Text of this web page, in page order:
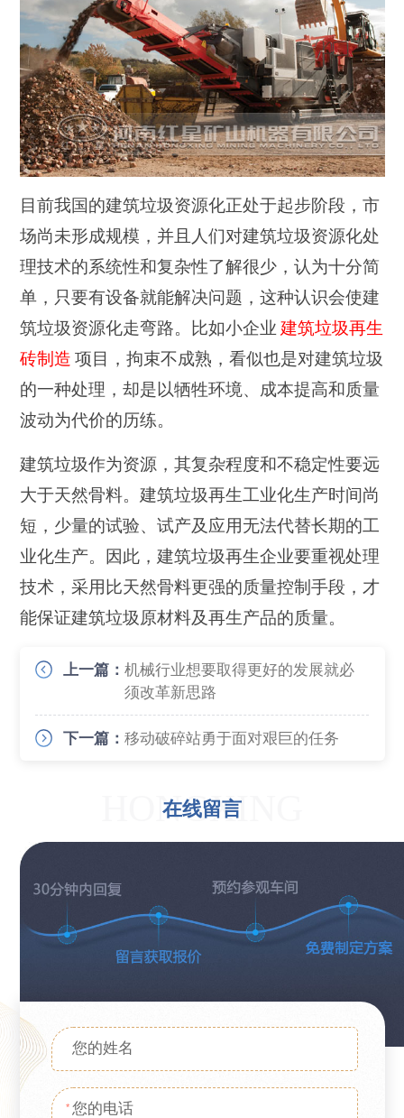
目前我国的建筑垃圾资源化正处于起步阶段，市
场尚未形成规模，并且人们对建筑垃圾资源化处
理技术的系统性和复杂性了解很少，认为十分简
单，只要有设备就能解决问题，这种认识会使建
筑垃圾资源化走弯路。比如小企业 建筑垃圾再生
砖制造 项目，拘束不成熟，看似也是对建筑垃圾
的一种处理，却是以牺牲环境、成本提高和质量
波动为代价的历练。
建筑垃圾作为资源，其复杂程度和不稳定性要远
大于天然骨料。建筑垃圾再生工业化生产时间尚
短，少量的试验、试产及应用无法代替长期的工
业化生产。因此，建筑垃圾再生企业要重视处理
技术，采用比天然骨料更强的质量控制手段，才
能保证建筑垃圾原材料及再生产品的质量。
上一篇：机械行业想要取得更好的发展就必
须改革新思路
下一篇：移动破碎站勇于面对艰巨的任务
在线留言
HONGXING
*